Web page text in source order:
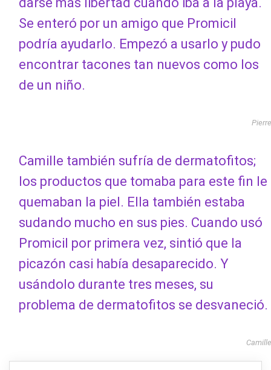
Se enteró por un amigo que Promicil
podría ayudarlo. Empezó a usarlo y pudo
encontrar tacones tan nuevos como los
de un niño.
Pierre
Camille también sufría de dermatofitos;
los productos que tomaba para este fin le
quemaban la piel. Ella también estaba
sudando mucho en sus pies. Cuando usó
Promicil por primera vez, sintió que la
picazón casi había desaparecido. Y
usándolo durante tres meses, su
problema de dermatofitos se desvaneció.
Camille